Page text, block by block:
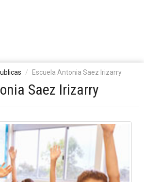
Escuela Antonia Saez Irizarry
Saez Irizarry